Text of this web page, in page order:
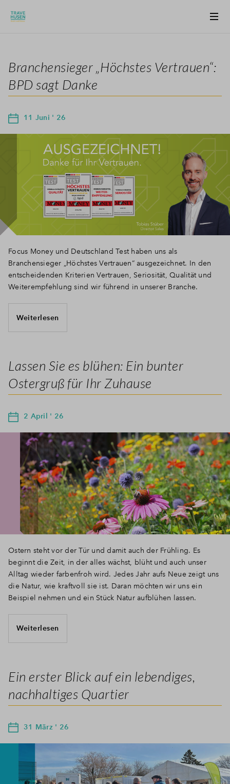
Branchensieger „Höchstes Vertrauen“:
BPD sagt Danke
11 Juni ' 26
Focus Money und Deutschland Test haben uns als
Branchensieger „Höchstes Vertrauen“ ausgezeichnet. In den
entscheidenden Kriterien Vertrauen, Seriosität, Qualität und
Weiterempfehlung sind wir führend in unserer Branche.
Weiterlesen
Lassen Sie es blühen: Ein bunter
Ostergruß für Ihr Zuhause
2 April ' 26
Ostern steht vor der Tür und damit auch der Frühling. Es
beginnt die Zeit, in der alles wächst, blüht und auch unser
Alltag wieder farbenfroh wird. Jedes Jahr aufs Neue zeigt uns
die Natur, wie kraftvoll sie ist. Daran möchten wir uns ein
Beispiel nehmen und ein Stück Natur aufblühen lassen.
Weiterlesen
Ein erster Blick auf ein lebendiges,
nachhaltiges Quartier
31 März ' 26